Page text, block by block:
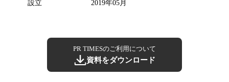
設立
2019年05月
PR TIMESのご利用について
資料をダウンロード